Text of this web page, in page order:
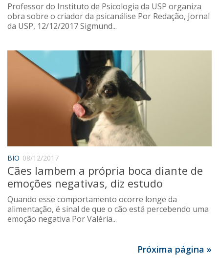
Professor do Instituto de Psicologia da USP organiza
obra sobre o criador da psicanálise Por Redação, Jornal
da USP, 12/12/2017 Sigmund...
BIO 08/12/2017
Cães lambem a própria boca diante de
emoções negativas, diz estudo
Quando esse comportamento ocorre longe da
alimentação, é sinal de que o cão está percebendo uma
emoção negativa Por Valéria...
Próxima página »